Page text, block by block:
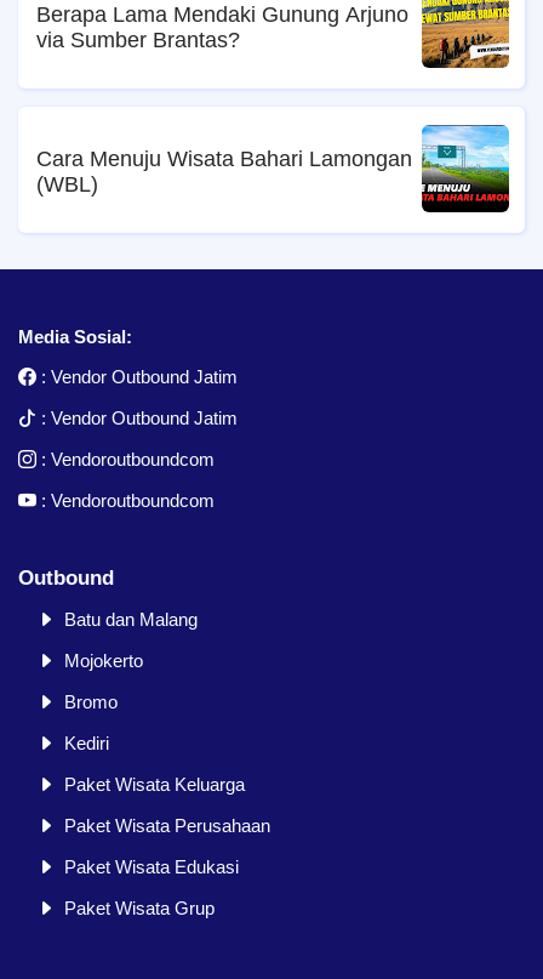
Berapa Lama Mendaki Gunung Arjuno
via Sumber Brantas?
Cara Menuju Wisata Bahari Lamongan
(WBL)
Media Sosial:
: Vendor Outbound Jatim
: Vendor Outbound Jatim
: Vendoroutboundcom
: Vendoroutboundcom
Outbound
Batu dan Malang
Mojokerto
Bromo
Kediri
Paket Wisata Keluarga
Paket Wisata Perusahaan
Paket Wisata Edukasi
Paket Wisata Grup